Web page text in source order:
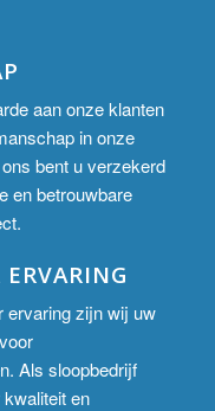
aan onze klanten
in onze
bent u verzekerd
en betrouwbare
ervaring zijn wij uw
Als sloopbedrijf
en